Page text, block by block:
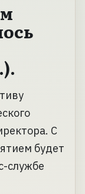
С
будет
службе